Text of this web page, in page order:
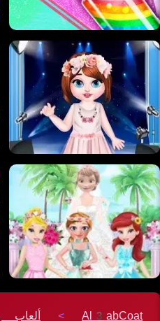
Al3abCoat
> ألعاب